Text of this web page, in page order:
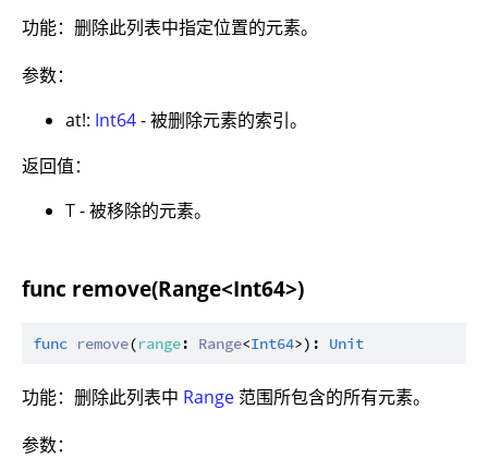
功能：删除此列表中指定位置的元素。
参数：
at!: Int64- 被删除元素的索引。
返回值：
T - 被移除的元素。
func remove(Range<Int64>)
func remove(range: Range<Int64>): Unit
功能：删除此列表中 Range 范围所包含的所有元素。
参数：